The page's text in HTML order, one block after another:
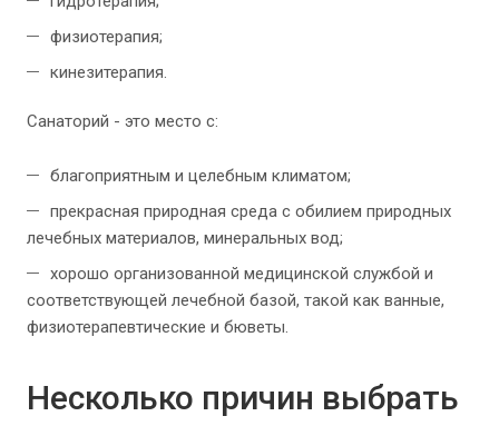
физиотерапия;
кинезитерапия.
Санаторий - это место с:
благоприятным и целебным климатом;
прекрасная природная среда с обилием природных
лечебных материалов, минеральных вод;
хорошо организованной медицинской службой и
соответствующей лечебной базой, такой как ванные,
физиотерапевтические и бюветы.
Несколько причин выбрать